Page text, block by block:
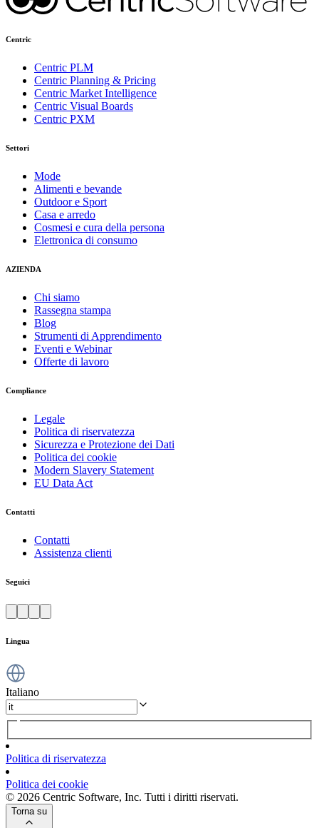
Centric
Centric PLM
Centric Planning & Pricing
Centric Market Intelligence
Centric Visual Boards
Centric PXM
Settori
Mode
Alimenti e bevande
Outdoor e Sport
Casa e arredo
Cosmesi e cura della persona
Elettronica di consumo
AZIENDA
Chi siamo
Rassegna stampa
Blog
Strumenti di Apprendimento
Eventi e Webinar
Offerte di lavoro
Compliance
Legale
Politica di riservatezza
Sicurezza e Protezione dei Dati
Politica dei cookie
Modern Slavery Statement
EU Data Act
Contatti
Contatti
Assistenza clienti
Seguici
Lingua
Italiano
Politica di riservatezza
Politica dei cookie
© 2026 Centric Software, Inc. Tutti i diritti riservati.
Torna su